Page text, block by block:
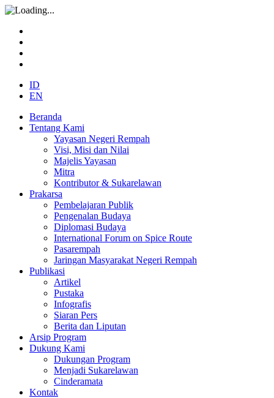
ID
EN
Beranda
Tentang Kami
Yayasan Negeri Rempah
Visi, Misi dan Nilai
Majelis Yayasan
Mitra
Kontributor & Sukarelawan
Prakarsa
Pembelajaran Publik
Pengenalan Budaya
Diplomasi Budaya
International Forum on Spice Route
Pasarempah
Jaringan Masyarakat Negeri Rempah
Publikasi
Artikel
Pustaka
Infografis
Siaran Pers
Berita dan Liputan
Arsip Program
Dukung Kami
Dukungan Program
Menjadi Sukarelawan
Cinderamata
Kontak